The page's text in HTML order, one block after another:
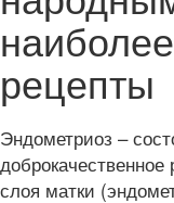
рецепты
Эндометриоз –
доброкачественное
слоя матки